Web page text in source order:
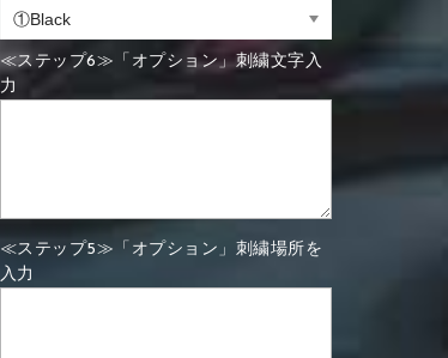
≪ステップ6≫「オプション」刺繍文字入
力
≪ステップ5≫「オプション」刺繍場所を
入力